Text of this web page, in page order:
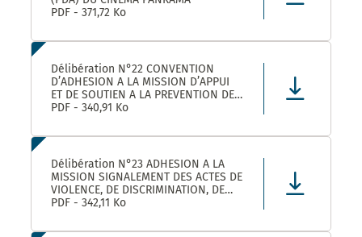
PDF - 371,72 Ko
Délibération N°22 CONVENTION
D’ADHESION A LA MISSION D’APPUI
ET DE SOUTIEN A LA PREVENTION DES
RISQUES PROFESSIONNELS
PDF - 340,91 Ko
Délibération N°23 ADHESION A LA
MISSION SIGNALEMENT DES ACTES DE
VIOLENCE, DE DISCRIMINATION, DE
HARCELEMENT ET D’AGISSEMENTS
PDF - 342,11 Ko